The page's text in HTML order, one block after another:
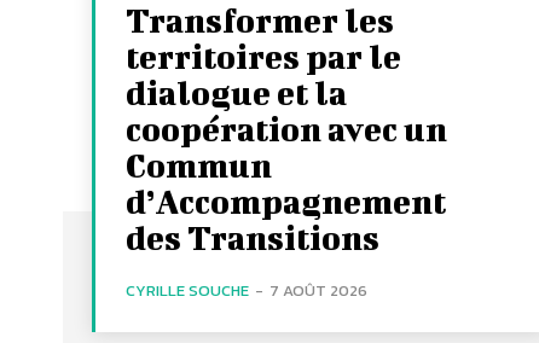
Transformer les
territoires par le
dialogue et la
coopération avec un
Commun
d’Accompagnement
des Transitions
CYRILLE SOUCHE - 7 AOÛT 2026